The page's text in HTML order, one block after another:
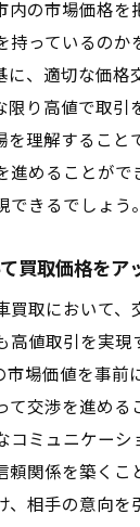
内の市場価格を
持っているのか
に、適切な価格
限り高値で取引
を理解すること
進めることがで
きるでしょう。
買取価格をア
買取において、
高値取引を実現
市場価値を事前
て交渉を進める
コミュニケーシ
頼関係を築くこ
、相手の意向を